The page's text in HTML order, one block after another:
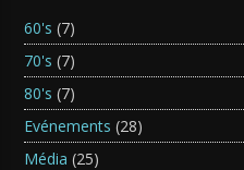
60's (7)
70's (7)
80's (7)
Evénements (28)
Média (25)